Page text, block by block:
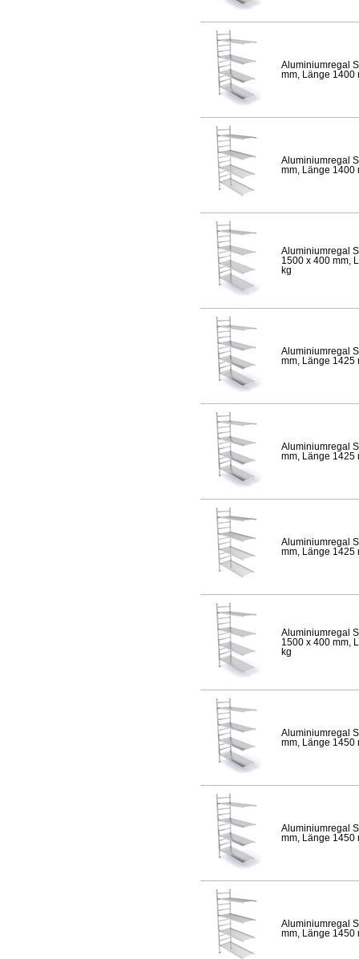
Aluminiumregal
mm, Länge 1400
Aluminiumregal
mm, Länge 1400
Aluminiumregal
1500 x 400 mm,
kg
Aluminiumregal
mm, Länge 1425
Aluminiumregal
mm, Länge 1425
Aluminiumregal
mm, Länge 1425
Aluminiumregal
1500 x 400 mm,
kg
Aluminiumregal
mm, Länge 1450
Aluminiumregal
mm, Länge 1450
Aluminiumregal
mm, Länge 1450